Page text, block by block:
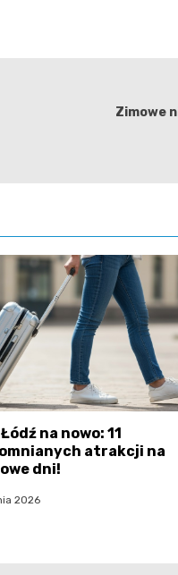
Zimowe
na nowo: 11
atrakcji na
dni!
2026